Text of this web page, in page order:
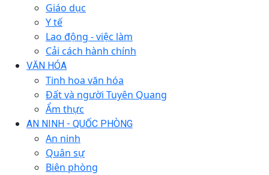
Giáo dục
Y tế
Lao động - việc làm
Cải cách hành chính
VĂN HÓA
Tinh hoa văn hóa
Đất và người Tuyên Quang
Ẩm thực
AN NINH - QUỐC PHÒNG
An ninh
Quân sự
Biên phòng